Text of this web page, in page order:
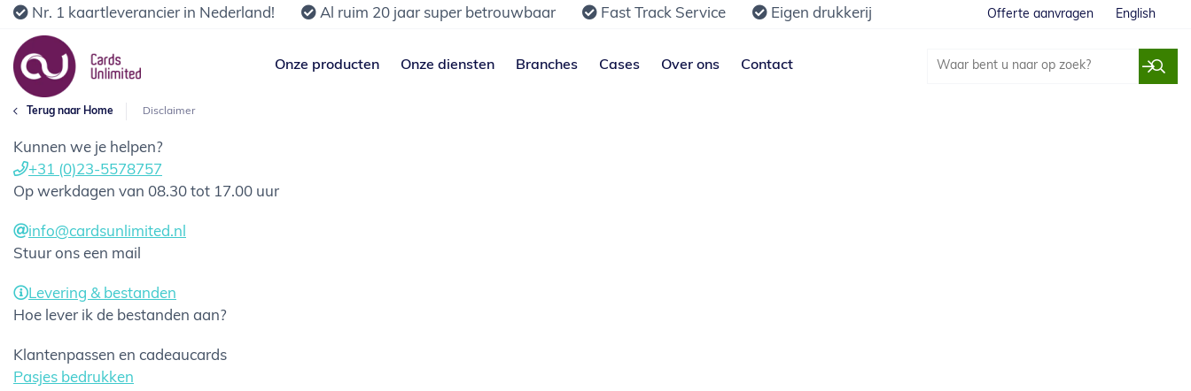
Nr. 1 kaartleverancier in Nederland! Al ruim 20 jaar super betrouwbaar Fast Track Service Eigen drukkerij Offerte aanvragen English
Onze producten Onze diensten Branches Cases Over ons Contact
Terug naar Home Disclaimer
Kunnen we je helpen?
+31 (0)23-5578757
Op werkdagen van 08.30 tot 17.00 uur
info@cardsunlimited.nl
Stuur ons een mail
Levering & bestanden
Hoe lever ik de bestanden aan?
Klantenpassen en cadeaucards
Pasjes bedrukken